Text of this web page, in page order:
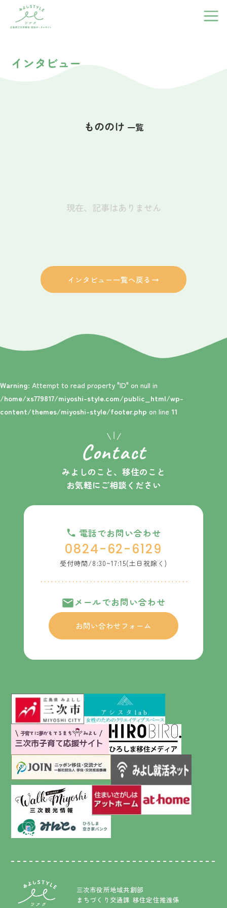
インタビュー
0824-62-6129
受付時間/8:30~17:15(土日祝除く)
インタビュー
もののけ 一覧
現在、記事はありません
インタビュー一覧へ戻る
Warning: Attempt to read property "ID" on null in
/home/xs779817/miyoshi-style.com/public_html/wp-
content/themes/miyoshi-style/footer.php on line 11
Contact
みよしのこと、移住のこと
お気軽にご相談ください
電話でお問い合わせ
0824-62-6129
受付時間/8:30~17:15(土日祝除く)
メールでお問い合わせ
お問い合わせフォーム
三次市ホームページ アシスタlab.
子育て応援サイト ひろびろ【広島県公式】-ひろし
ニッポン移住・交流ナビ JOINみよし就活ネット
三次まち歩きアプリをダウンロードしよう！ - 三次観光推進機
アットホーム｜三次市空き家情報
三次市役所地域共創部
まちづくり交通課 移住定住推進係